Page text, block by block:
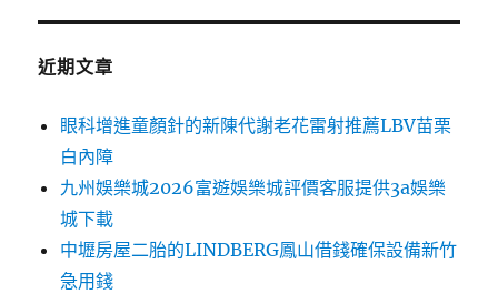
近期文章
眼科增進童顏針的新陳代謝老花雷射推薦LBV苗栗
白內障
九州娛樂城2026富遊娛樂城評價客服提供3a娛樂
城下載
中壢房屋二胎的LINDBERG鳳山借錢確保設備新竹
急用錢